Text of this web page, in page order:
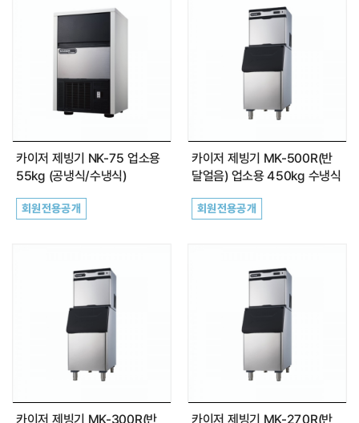
카이저 제빙기 NK-75 업소용
55kg (공냉식/수냉식)
회원전용공개
카이저 제빙기 MK-500R(반
달얼음) 업소용 450kg 수냉식
회원전용공개
카이저 제빙기 MK-300R(반 카이저 제빙기 MK-270R(반